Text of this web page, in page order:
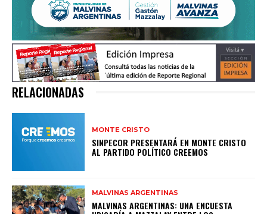
RELACIONADAS
MONTE CRISTO
SINPECOR PRESENTARÁ EN MONTE CRISTO
AL PARTIDO POLÍTICO CREEMOS
MALVINAS ARGENTINAS
MALVINAS ARGENTINAS: UNA ENCUESTA